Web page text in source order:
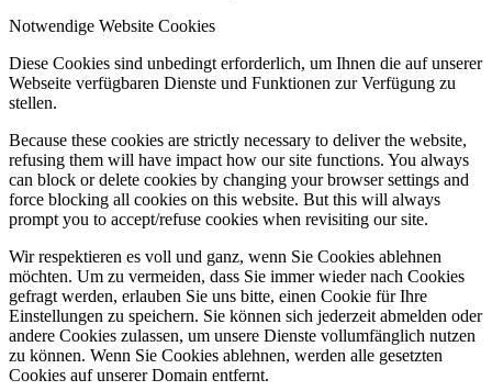
Notwendige Website Cookies
Diese Cookies sind unbedingt erforderlich, um Ihnen die auf unserer
Webseite verfügbaren Dienste und Funktionen zur Verfügung zu
stellen.
Because these cookies are strictly necessary to deliver the website,
refusing them will have impact how our site functions. You always
can block or delete cookies by changing your browser settings and
force blocking all cookies on this website. But this will always
prompt you to accept/refuse cookies when revisiting our site.
Wir respektieren es voll und ganz, wenn Sie Cookies ablehnen
möchten. Um zu vermeiden, dass Sie immer wieder nach Cookies
gefragt werden, erlauben Sie uns bitte, einen Cookie für Ihre
Einstellungen zu speichern. Sie können sich jederzeit abmelden oder
andere Cookies zulassen, um unsere Dienste vollumfänglich nutzen
zu können. Wenn Sie Cookies ablehnen, werden alle gesetzten
Cookies auf unserer Domain entfernt.